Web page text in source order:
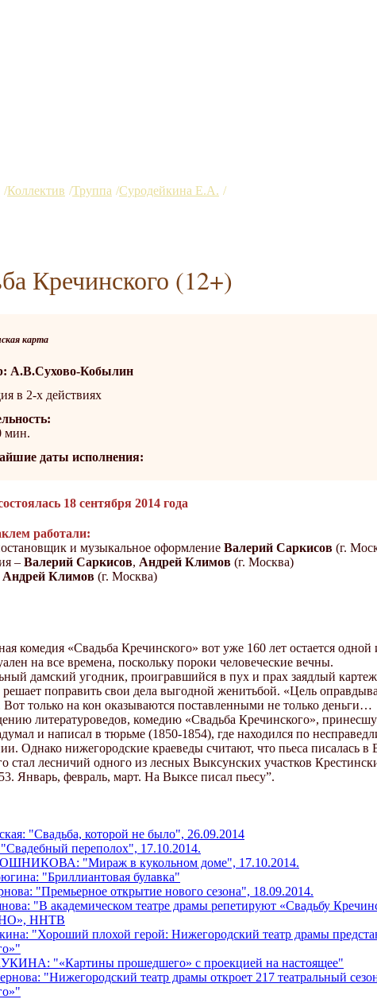
Коллектив Труппа Суродейкина Е.А. Свадьба Кречинского (12+)
Кречинского (12+)
карта
А.В.Сухово-Кобылин
в 2-х действиях
мин.
даты исполнения:
18 сентября 2014 года
работали:
и музыкальное оформление Валерий Саркисов (г.
– Валерий Саркисов, Андрей Климов (г. Москва)
Андрей Климов (г. Москва)
комедия «Свадьба Кречинского» вот уже 160 лет остается
на все времена, поскольку пороки человеческие вечны.
дамский угодник, проигравшийся в пух и прах заядлый
поправить свои дела выгодной женитьбой. «Цель
Вот только на кон оказываются поставленными не только деньги…
литературоведов, комедию «Свадьба Кречинского»,
и написал в тюрьме (1850-1854), где находился по
Однако нижегородские краеведы считают, что пьеса писалась в
стал лесничий одного из лесных Выксунских участков
Январь, февраль, март. На Выксе писал пьесу”.
"Свадьба, которой не было", 26.09.2014
"Свадебный переполох", 17.10.2014.
"Мираж в кукольном доме", 17.10.2014.
"Бриллиантовая булавка"
"Премьерное открытие нового сезона", 18.09.2014.
"В академическом театре драмы репетируют «Свадьбу
ННТВ
"Хороший плохой герой: Нижегородский театр драмы
"«Картины прошедшего» с проекцией на настоящее"
"Нижегородский театр драмы откроет 217 театральный